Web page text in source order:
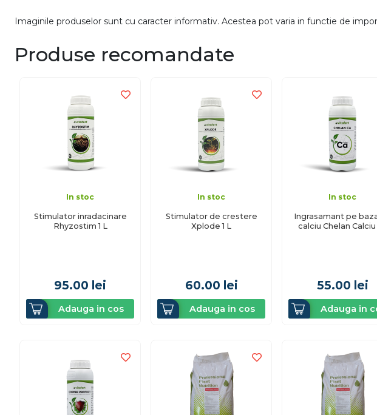
Imaginile produselor sunt cu caracter informativ. Acestea pot varia in functie de
Produse recomandate
In stoc
Stimulator inradacinare
Rhyzostim 1 L
95.00 lei
Adauga in cos
In stoc
Stimulator de crestere
Xplode 1 L
60.00 lei
Adauga in cos
In stoc
Ingrasamant pe
calciu Chelan Calciu
55.00 lei
Adauga in